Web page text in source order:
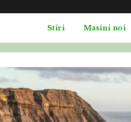
Stiri Masini noi